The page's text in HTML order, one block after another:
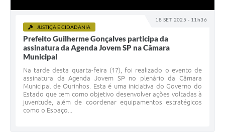
18 SET 2025 - 11h36
JUSTIÇA E CIDADANIA
Prefeito Guilherme Gonçalves participa da
assinatura da Agenda Jovem SP na Câmara
Municipal
Na tarde desta quarta-feira (17), foi realizado o evento de
assinatura da Agenda Jovem SP no plenário da Câmara
Municipal de Ourinhos. Esta é uma iniciativa do Governo do
Estado que tem como objetivo desenvolver ações voltadas à
juventude, além de coordenar equipamentos estratégicos
como o Espaço...